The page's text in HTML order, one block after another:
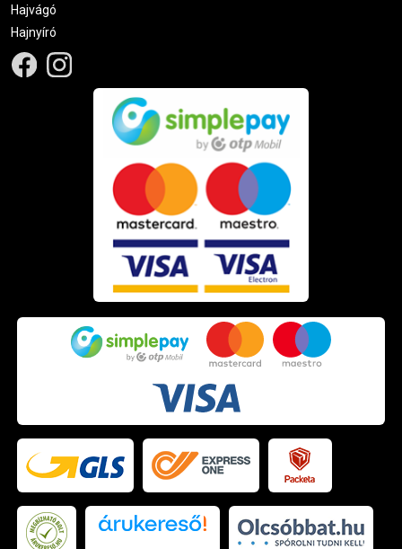
Hajvágó
Hajnyíró